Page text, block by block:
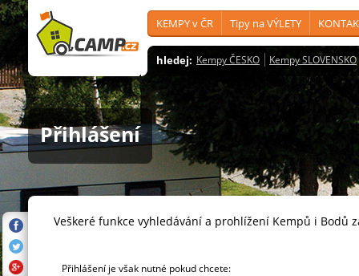
KEMPY v ČR Tipy na VÝLETY
hledej: Kempy ČESKO Kempy SLOVENSKO
Přihlášení
Veškeré funkce vyhledávání a prohlížení Kempů i
Přihlášení je však nutné pokud chcete: